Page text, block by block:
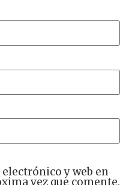
y web en
vez que comente.